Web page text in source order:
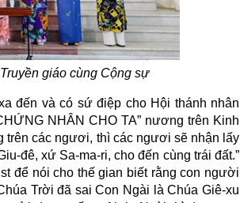
giáo cùng Cộng sự
đến và có sứ điệp cho Hội thánh nhân
NHÂN CHO TA” nương trên Kinh
trên các ngươi, thì các ngươi sẽ nhận lấy
đê, xứ Sa-ma-ri, cho đến cùng trái đất.”
để nói cho thế gian biết rằng con người
Trời đã sai Con Ngài là Chúa Giê-xu